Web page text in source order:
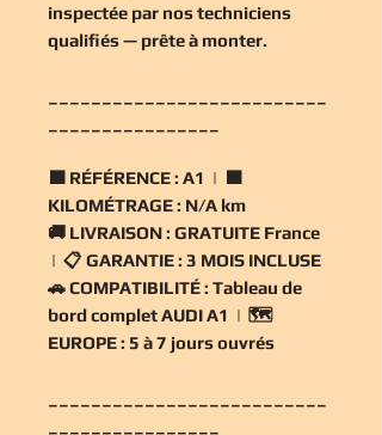
inspectée par nos techniciens
qualifiés — prête à monter.
🟧 RÉFÉRENCE : A1 | 🟧
KILOMÉTRAGE : N/A km
🚚 LIVRAISON : GRATUITE France
| 📋 GARANTIE : 3 MOIS INCLUSE
🚗COMPATIBILITÉ : Tableau de
bord complet AUDI A1 | 🗺️
EUROPE : 5 à 7 jours ouvrés